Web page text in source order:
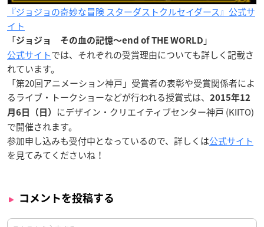
『ジョジョの奇妙な冒険 スターダストクルセイダース』公式サ
イト
「ジョジョ その血の記憶〜end of THE WORLD 」
公式サイトでは、それぞれの受賞理由についても詳しく記載さ
れています。
「第20回アニメーション神戸」受賞者の表彰や受賞関係者によ
るライブ・トークショーなどが行われる授賞式は、
2015年12
月6日（日）
にデザイン・クリエイティブセンター神戸 (KIITO)
で開催されます。
参加申し込みも受付中となっているので、詳しくは公式サイト
を見てみてくださいね！
コメントを投稿する